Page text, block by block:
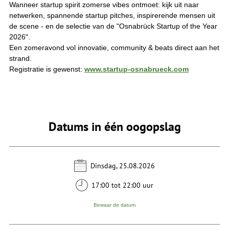
Wanneer startup spirit zomerse vibes ontmoet: kijk uit naar
netwerken, spannende startup pitches, inspirerende mensen uit
de scene - en de selectie van de "Osnabrück Startup of the Year
2026".
Een zomeravond vol innovatie, community & beats direct aan het
strand.
Registratie is gewenst: www.startup-osnabrueck.com
Datums in één oogopslag
Dinsdag, 25.08.2026
17:00 tot 22:00 uur
Bewaar de datum